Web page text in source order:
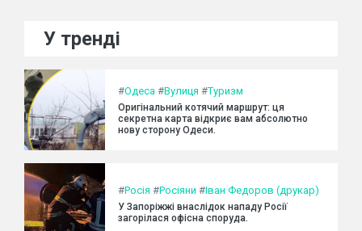
У тренді
#Одеса #Вулиця #Туризм
Оригінальний котячий маршрут: ця
секретна карта відкриє вам абсолютно
нову сторону Одеси.
#Росія #Росіяни #Іван Федоров (друкар)
У Запоріжжі внаслідок нападу Росії
загорілася офісна споруда.